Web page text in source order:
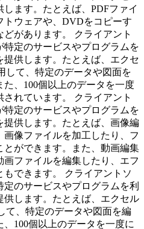
ます。たとえば、PDFファイ
トウェアや、DVDをコピーす
があります。 クライアント
定のサービスやプログラムを
供します。たとえば、エクセ
して、特定のデータや図面を
、100個以上のデータを一度
れています。 クライアント
定のサービスやプログラムを
供します。たとえば、画像編
像ファイルを加工したり、フ
とができます。また、動画編集
ファイルを編集したり、エフ
できます。 クライアントソ
のサービスやプログラムを利
供します。たとえば、エクセル
て、特定のデータや図面を編
100個以上のデータを一度に